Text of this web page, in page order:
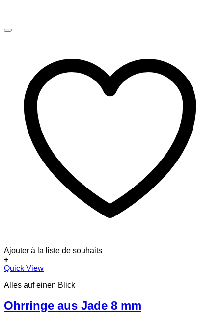
Ajouter à la liste de souhaits
+
Quick View
Alles auf einen Blick
Ohrringe aus Jade 8 mm